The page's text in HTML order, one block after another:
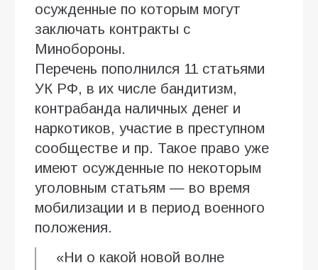
осужденные по которым могут
заключать контракты с
Минобороны.
Перечень пополнился 11 статьями
УК РФ, в их числе бандитизм,
контрабанда наличных денег и
наркотиков, участие в преступном
сообществе и пр. Такое право уже
имеют осужденные по некоторым
уголовным статьям — во время
мобилизации и в период военного
положения.
«Ни о какой новой волне